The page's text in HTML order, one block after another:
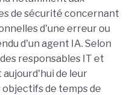
de sécurité concernant
d'une erreur ou
d'un agent IA. Selon
responsables IT et
de leur
de temps de